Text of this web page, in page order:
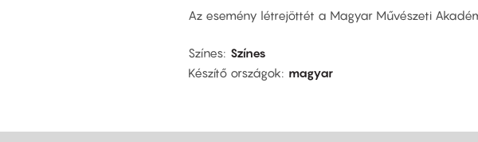
Az esemény létrejöttét a Magyar Művészeti
Színes Színes
Készítő országok
magyar